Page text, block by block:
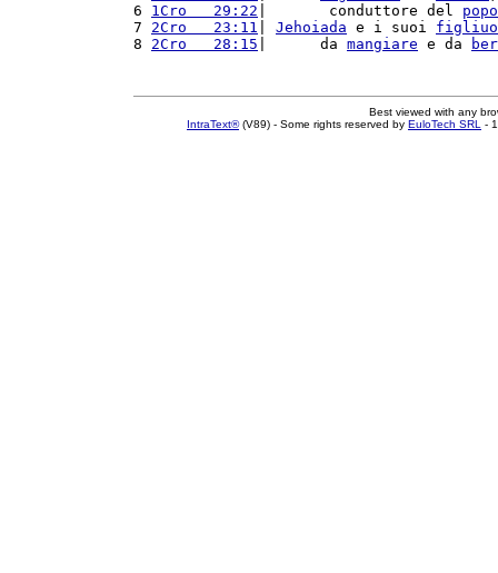
6 1Cro   29:22 |       conduttore del
7 2Cro   23:11 Jehoiada e i suoi
8 2Cro   28:15 |      da mangiare e da
Best viewed with any
IntraText®(V89) - Some rights reserved by EuloTech SRL -